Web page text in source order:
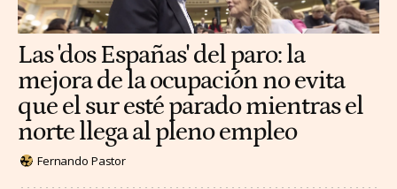
Las 'dos Españas' del paro: la
mejora de la ocupación no evita
que el sur esté parado mientras el
norte llega al pleno empleo
Fernando Pastor